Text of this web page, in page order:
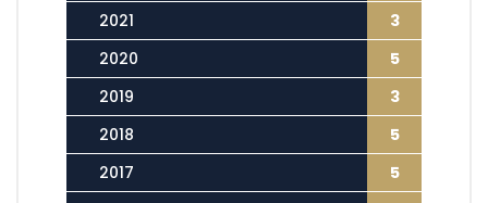
2021
3
2020
5
2019
3
2018
5
2017
5